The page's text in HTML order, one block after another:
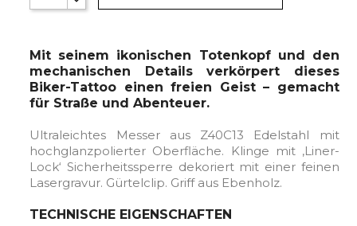
Mit seinem ikonischen Totenkopf und den
mechanischen Details verkörpert dieses
Biker-Tattoo einen freien Geist – gemacht
für Straße und Abenteuer.
Ultraleichtes Messer aus Z40C13 Edelstahl mit
hochglanzpolierter Oberfläche. Klinge mit ‚Liner-
Lock‘ Sicherheitssperre dekoriert mit einer feinen
Lasergravur. Gürtelclip. Griff aus Ebenholz.
TECHNISCHE EIGENSCHAFTEN